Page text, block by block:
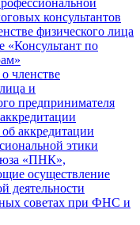
консультантов
физического лица
«Консультант по
членстве
и
предпринимателя
аккредитации
этики
«ПНК»,
осуществление
деятельности
советах при ФНС и